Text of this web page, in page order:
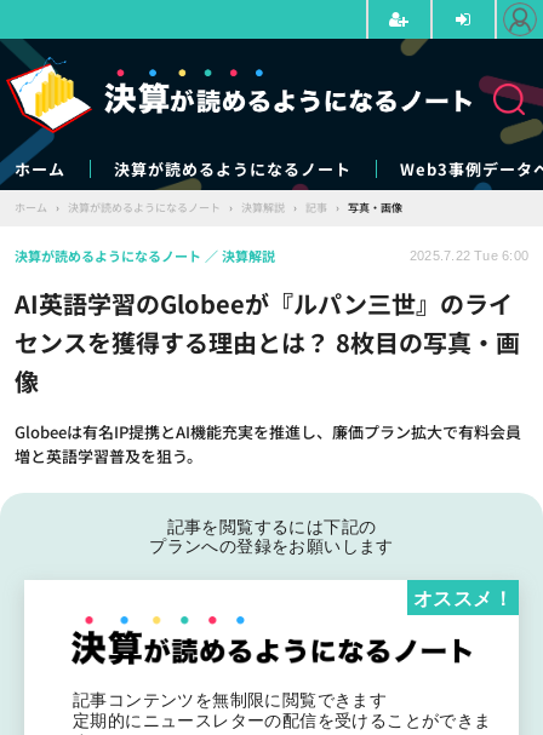
ホーム 決算が読めるようになるノート Web3事例データ
ホーム › 決算が読めるようになるノート › 決算解説 › 記事 › 写真・画像
AI英語学習のGlobeeが『ルパン三世』のライ
センスを獲得する理由とは？ 8枚目の写真・画
像
Globeeは有名IP提携とAI機能充実を推進し、廉価プラン拡大で有料会員
増と英語学習普及を狙う。
決算が読めるようになるノート 決算解説 2025.7.22 Tue 6:00
記事を閲覧するには下記の
プランへの登録をお願いします
記事コンテンツを無制限に閲覧できます
定期的にニュースレターの配信を受けることができま
オススメ！